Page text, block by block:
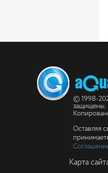
© 1998-
защищены.
Оставляя
Карта